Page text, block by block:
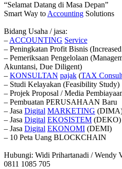
“Selamat Datang di Masa Depan”
Smart Way to Accounting Solutions
Bidang Usaha / jasa:
– ACCOUNTING Service
– Peningkatan Profit Bisnis
– Pemeriksaan Pengelolaan
Akuntansi, Due Diligent)
– KONSULTAN pajak (TAX
– Studi Kelayakan (Feasibility Study)
– Projek Proposal / Media
– Pembuatan PERUSAHAAN Baru
– Jasa Digital MARKETING
– Jasa Digital EKOSISTEM (DEKO)
– Jasa Digital EKONOMI (DEMI)
– 10 Peta Uang BLOCKCHAIN
Hubungi: Widi Prihartanadi / Wendy
0811 1085 705